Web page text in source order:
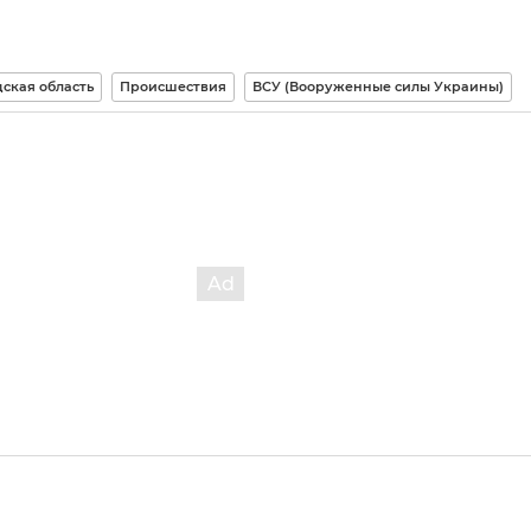
область Происшествия ВСУ (Вооруженные силы Украины)